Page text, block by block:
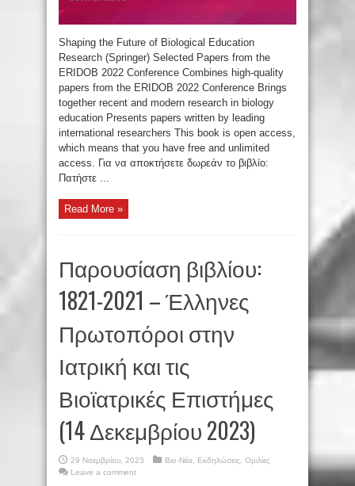
Shaping the Future of Biological Education
Research (Springer) Selected Papers from the
ERIDOB 2022 Conference Combines high-quality
papers from the ERIDOB 2022 Conference Brings
together recent and modern research in biology
education Presents papers written by leading
international researchers This book is open access,
which means that you have free and unlimited
access. Για να αποκτήσετε δωρεάν το βιβλίο:
Πατήστε ...
Read More »
Παρουσίαση βιβλίου:
1821-2021 – Έλληνες
Πρωτοπόροι στην
Ιατρική και τις
Βιοϊατρικές Επιστήμες
(14 Δεκεμβρίου 2023)
29 Νοεμβρίου, 2023 Βιο-Νέα Εκδηλώσεις
Ομιλίες
Leave a comment